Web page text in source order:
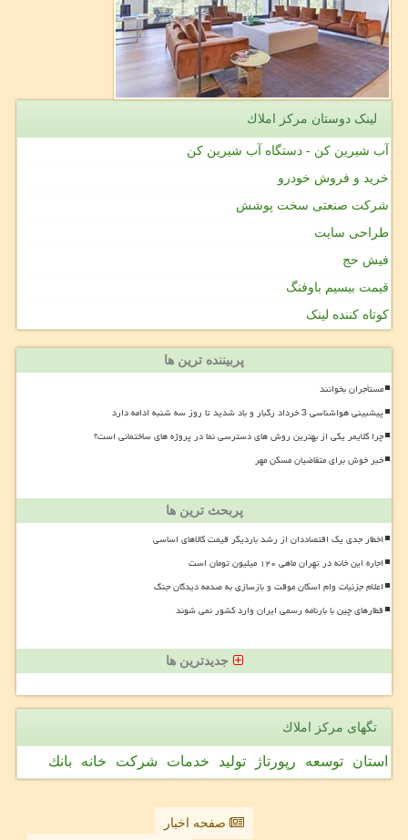
لینک دوستان مركز املاك
آب شیرین کن - دستگاه آب شیرین کن
خرید و فروش خودرو
شرکت صنعتی سخت پوشش
طراحی سایت
فیش حج
قیمت بیسیم باوفنگ
کوتاه کننده لینک
پربیننده ترین ها
مستأجران بخوانند
پیشبینی هواشناسی 3 خرداد رگبار و باد شدید تا روز سه شنبه ادامه دارد
چرا کلایمر یکی از بهترین روش های دسترسی نما در پروژه های ساختمانی است؟
خبر خوش برای متقاضیان مسکن مهر
پربحث ترین ها
اخطار جدی یک اقتصاددان از رشد باردیگر قیمت کالاهای اساسی
اجاره این خانه در تهران ماهی ۱۲۰ میلیون تومان است
اعلام جزئیات وام اسکان موقت و بازسازی به صدمه دیدگان جنگ
قطارهای چین با بارنامه رسمی ایران وارد کشور نمی شوند
جدیدترین ها
تگهای مركز املاك
استان توسعه رپورتاژ تولید خدمات شركت خانه بانك
صفحه اخبار